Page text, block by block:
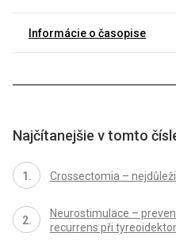
Informácie o časopise
Najčítanejšie v tomto
Crossectomia –
Neurostimulace –
recurrens při